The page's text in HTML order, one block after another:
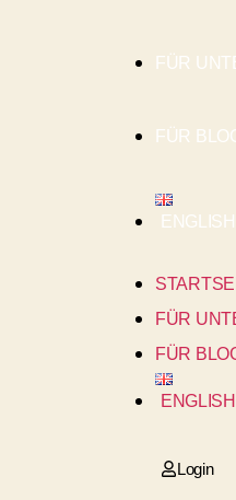
FÜR
FÜR
ENGLISH
FÜR
FÜR
ENGLISH
Login